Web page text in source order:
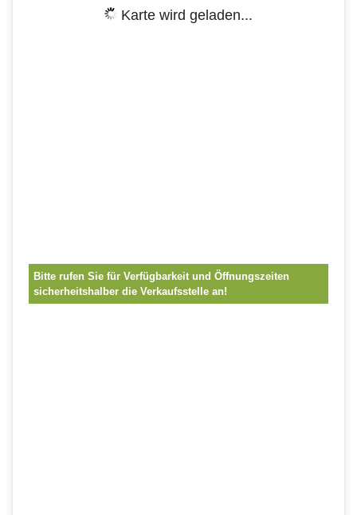
Karte wird geladen...
Bitte rufen Sie für Verfügbarkeit und Öffnungszeiten
sicherheitshalber die Verkaufsstelle an!